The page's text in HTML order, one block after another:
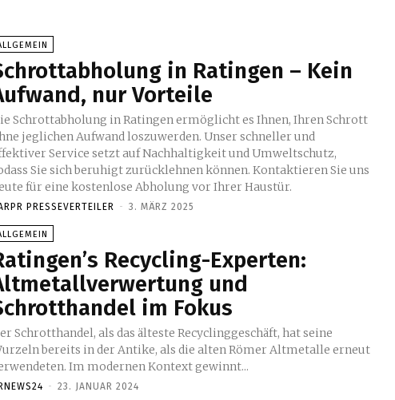
in Ratingen – Kein
nur Vorteile
Schrottabholung in Ratingen ermöglicht es Ihnen, Ihren Schrott
jeglichen Aufwand loszuwerden. Unser schneller und
Service setzt auf Nachhaltigkeit und Umweltschutz,
Sie sich beruhigt zurücklehnen können. Kontaktieren Sie uns
für eine kostenlose Abholung vor Ihrer Haustür.
PRESSEVERTEILER - 3. MÄRZ 2025
Recycling-Experten:
und
im Fokus
Schrotthandel, als das älteste Recyclinggeschäft, hat seine
bereits in der Antike, als die alten Römer Altmetalle erneut
Im modernen Kontext gewinnt...
- 23. JANUAR 2024